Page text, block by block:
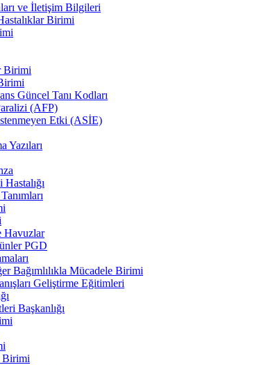
ve İletişim Bilgileri
Birimi
Birimi
Güncel Tanı Kodları
(AFP)
Etki (ASİE)
Yazıları
Havuzlar
PGD
Bağımlılıkla Mücadele Birimi
Geliştirme Eğitimleri
Başkanlığı
Birimi